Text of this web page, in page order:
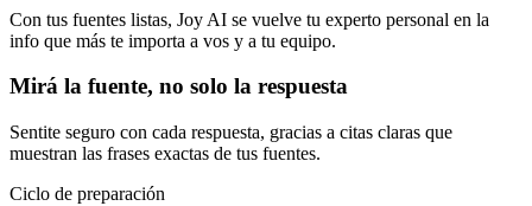
Con tus fuentes listas, Joy AI se vuelve tu experto personal en la
info que más te importa a vos y a tu equipo.
Mirá la fuente, no solo la respuesta
Sentite seguro con cada respuesta, gracias a citas claras que
muestran las frases exactas de tus fuentes.
Ciclo de preparación